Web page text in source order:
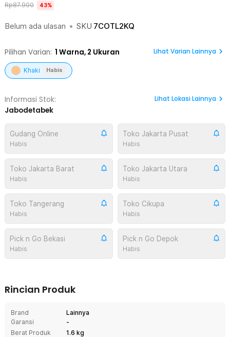
Belum ada ulasan • SKU 7COTL2KQ
Rp87.900 43%
Pilihan Varian: 1 Warna, 2 Ukuran Lihat Varian Lainnya
Khaki Habis
Informasi Stok:
Jabodetabek
Lihat Lokasi Lainnya
Gudang Online
Habis
Toko Jakarta Pusat
Habis
Toko Jakarta Barat
Habis
Toko Jakarta Utara
Habis
Toko Tangerang
Habis
Toko Cikupa
Habis
Pick n Go Bekasi
Habis
Pick n Go Depok
Habis
Rincian Produk
Brand
Lainnya
Garansi
-
Berat Produk
1.6 kg